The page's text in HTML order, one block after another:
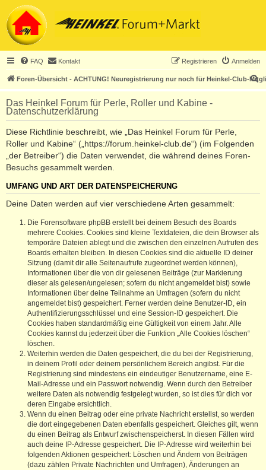
FAQ Kontakt Anmelden
Registrieren
Foren-Übersicht - ACHTUNG! Neuregistrierung nur noch für Heinkel-Club-
S
u
h
Das Heinkel Forum für Perle, Roller und Kabine -
Datenschutzerklärung
Diese Richtlinie beschreibt, wie „Das Heinkel Forum für Perle,
Roller und Kabine“ („https://forum.heinkel-club.de“) (im Folgenden
„der Betreiber“) die Daten verwendet, die während deines Foren-
Besuchs gesammelt werden.
UMFANG UND ART DER DATENSPEICHERUNG
Deine Daten werden auf vier verschiedene Arten gesammelt:
Die Forensoftware phpBB erstellt bei deinem Besuch des Boards
mehrere Cookies. Cookies sind kleine Textdateien, die dein Browser als
temporäre Dateien ablegt und die zwischen den einzelnen Aufrufen des
Boards erhalten bleiben. In diesen Cookies sind die aktuelle ID deiner
Sitzung (damit dir alle Seitenaufrufe zugeordnet werden können),
Informationen über die von dir gelesenen Beiträge (zur Markierung
dieser als gelesen/ungelesen; sofern du nicht angemeldet bist) sowie
Informationen über deine Teilnahme an Umfragen (sofern du nicht
angemeldet bist) gespeichert. Ferner werden deine Benutzer-ID, ein
Authentifizierungsschlüssel und eine Session-ID gespeichert. Die
Cookies haben standardmäßig eine Gültigkeit von einem Jahr. Alle
Cookies kannst du jederzeit über die Funktion „Alle Cookies löschen“
löschen.
Weiterhin werden die Daten gespeichert, die du bei der Registrierung,
in deinem Profil oder deinem persönlichem Bereich angibst. Für die
Registrierung sind mindestens ein eindeutiger Benutzername, eine E-
Mail-Adresse und ein Passwort notwendig. Wenn durch den Betreiber
weitere Daten als notwendig festgelegt wurden, so ist dies für dich vor
deren Eingabe ersichtlich.
Wenn du einen Beitrag oder eine private Nachricht erstellst, so werden
die dort eingegebenen Daten ebenfalls gespeichert. Gleiches gilt, wenn
du einen Beitrag als Entwurf zwischenspeicherst. In diesen Fällen wird
auch deine IP-Adresse gespeichert. Die IP-Adresse wird weiterhin bei
folgenden Aktionen gespeichert: Löschen und Ändern von Beiträgen
(dazu zählen Private Nachrichten und Umfragen), Änderungen an